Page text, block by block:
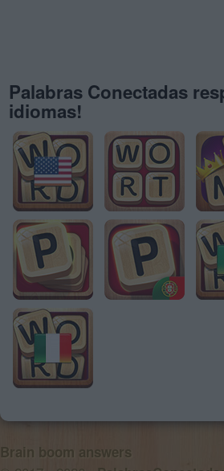
Palabras Conectadas
idiomas!
Brain boom answers